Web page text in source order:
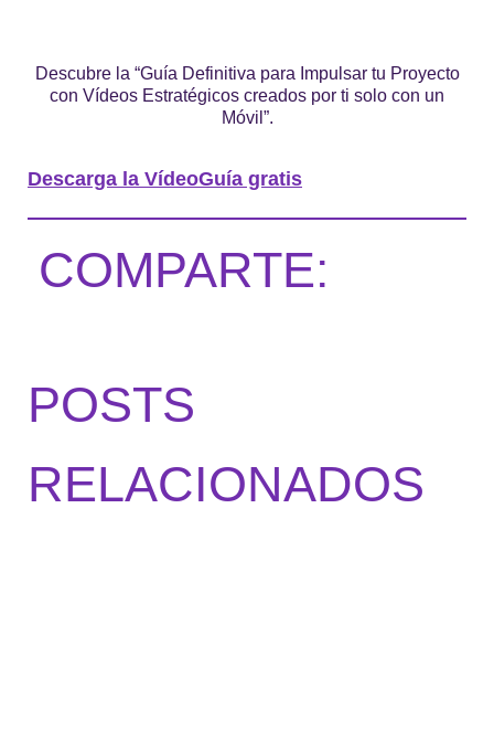
Descubre la “Guía Definitiva para Impulsar tu Proyecto
con Vídeos Estratégicos creados por ti solo con un
Móvil”.
Descarga la VídeoGuía gratis
COMPARTE:
POSTS
RELACIONADOS